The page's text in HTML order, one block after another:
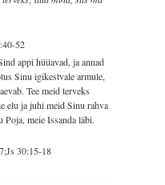
52
appi hüüavad, ja annad
Sinu igikestvale armule,
Tee meid terveks
elu ja juhi meid Sinu rahva
Poja, meie Issanda läbi.
30:15-18